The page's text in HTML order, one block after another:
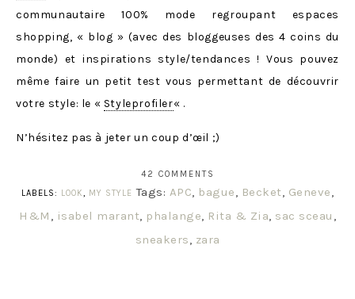
communautaire 100% mode regroupant espaces
shopping, « blog » (avec des bloggeuses des 4 coins du
monde) et inspirations style/tendances ! Vous pouvez
même faire un petit test vous permettant de découvrir
votre style: le « Styleprofiler« .
N’hésitez pas à jeter un coup d’œil ;)
42 COMMENTS
LABELS: LOOK MY STYLE Tags: APC bague Becket Geneve
H&M
isabel marant phalange Rita & Zia sac sceau
sneakers
zara